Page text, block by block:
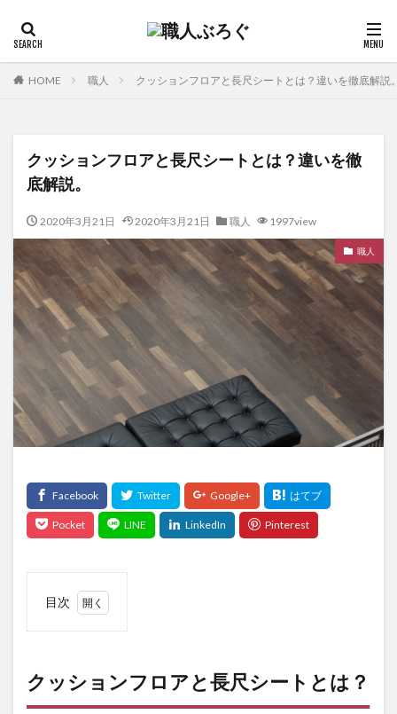
HOME 職人 クッションフロアと長尺シートとは？違いを徹底解説
クッションフロアと長尺シートとは？違いを徹
底解説。
2020年3月21日 2020年3月21日 職人 1997view
職人
目次
ロア
と長
クッションフロアと長尺シートとは？